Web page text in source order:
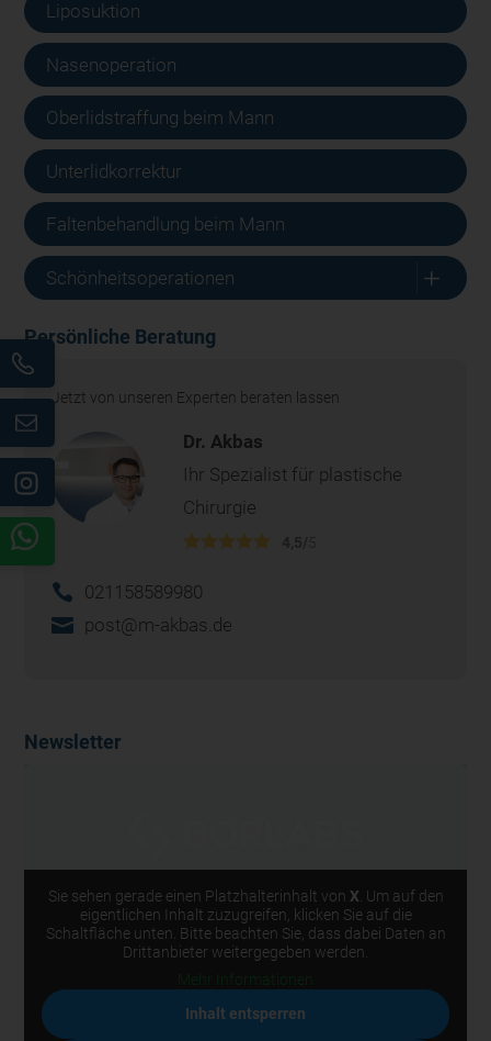
Liposuktion
Nasenoperation
Oberlidstraffung beim Mann
Unterlidkorrektur
Faltenbehandlung beim Mann
Schönheitsoperationen L
Persönliche Beratung
Jetzt von unseren Experten beraten lassen
Dr. Akbas
Ihr Spezialist für plastische
Chirurgie
021158589980
post@m-akbas.de
Newsletter
Sie sehen gerade einen Platzhalterinhalt von X. Um auf den
eigentlichen Inhalt zuzugreifen, klicken Sie auf die
Schaltfläche unten. Bitte beachten Sie, dass dabei Daten an
Drittanbieter weitergegeben werden.
Inhalt entsperren